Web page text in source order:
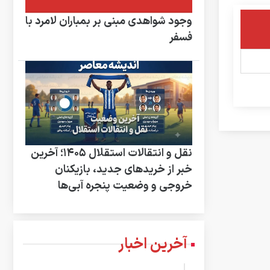
وجود شواهدی مبنی بر بمباران لامرد با
فسفر
نقل و انتقالات استقلال ۱۴۰۵؛ آخرین
خبر از خریدهای جدید، بازیکنان
خروجی و وضعیت پنجره آبی‌ها
آخرین اخبار